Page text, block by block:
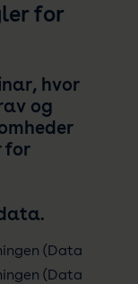
for
hvor
og
for
(Data
(Data